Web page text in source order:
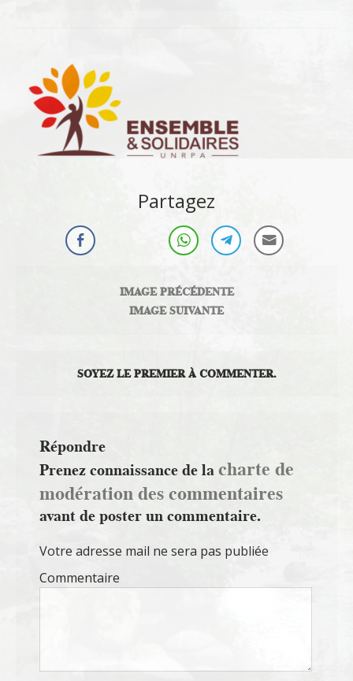
Partagez
IMAGE PRÉCÉDENTE
IMAGE SUIVANTE
SOYEZ LE PREMIER À COMMENTER.
Répondre
Prenez connaissance de lacharte de
modération des commentaires
avant de poster un commentaire.
Votre adresse mail ne sera pas publiée
Commentaire